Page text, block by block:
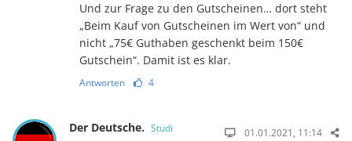
Und zur Frage zu den Gutscheinen… dort steht
„Beim Kauf von Gutscheinen im Wert von“ und
nicht „75€ Guthaben geschenkt beim 150€
Gutschein“. Damit ist es klar.
Antworten 4
Der Deutsche. Studi 01.01.2021, 11:14